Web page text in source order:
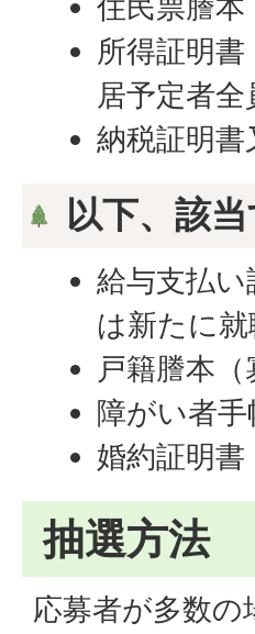
所得証明
居予定者全
納税証明
以下、該
給与支払
は新たに就
戸籍謄本
障がい者
婚約証明
抽選方法
応募者が多数